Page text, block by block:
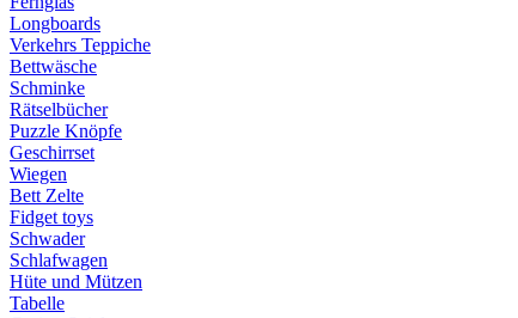
Longboards
Verkehrs Teppiche
Bettwäsche
Schminke
Rätselbücher
Puzzle Knöpfe
Geschirrset
Wiegen
Bett Zelte
Fidget toys
Schwader
Schlafwagen
Hüte und Mützen
Tabelle